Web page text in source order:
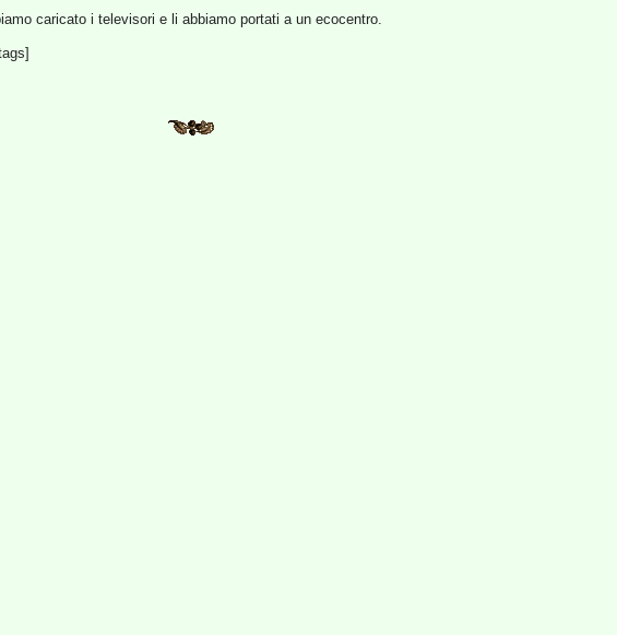
caricato i televisori e li abbiamo portati a un ecocentro.